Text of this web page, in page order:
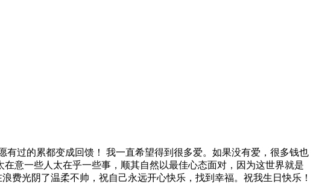
过的累都变成回馈！ 我一直希望得到很多爱。如果没有爱，很多钱也
意一些人太在乎一些事，顺其自然以最佳心态面对，因为这世界就是
费光阴了温柔不帅，祝自己永远开心快乐，找到幸福。祝我生日快乐！